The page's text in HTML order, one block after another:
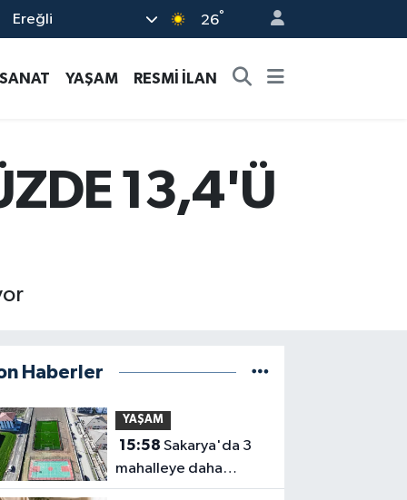
Ereğli 26°
YAŞAM RESMİ İLAN
13,4'Ü
Haberler
YAŞAM
15:58 Sakarya'da 3
mahalleye daha
sportif yatırım